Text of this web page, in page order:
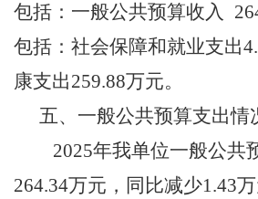
包括：一般公共预算收入
包括：社会保障和就业支出
康支出259.88万元。
五、 一般公共预算支出情
2025年我单位一般公共
264.34万元， 同比减少1.43